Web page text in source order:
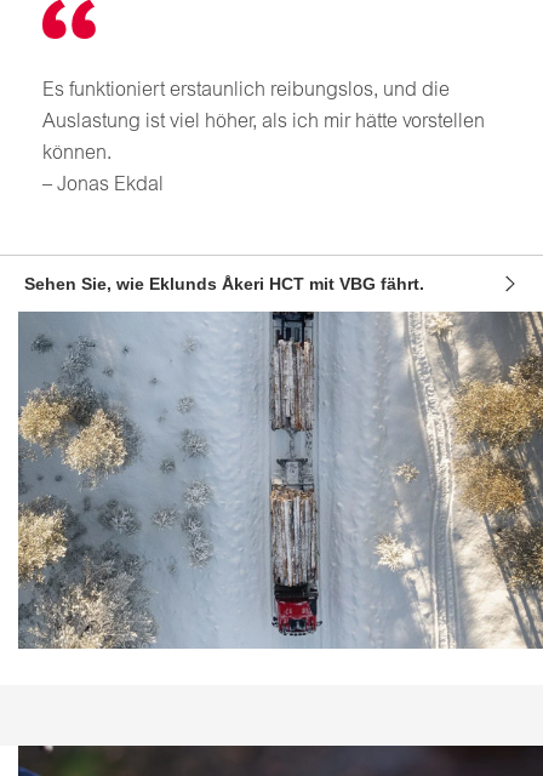
Es funktioniert erstaunlich reibungslos, und die
Auslastung ist viel höher, als ich mir hätte vorstellen
können.
– Jonas Ekdal
Sehen Sie, wie Eklunds Åkeri HCT mit VBG fährt.